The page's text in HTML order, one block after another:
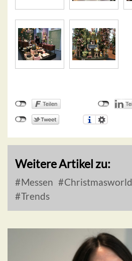
Weitere Artikel zu:
Messen Christmasworld
Trends